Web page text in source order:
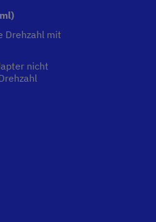
Drehzahl mit
nicht